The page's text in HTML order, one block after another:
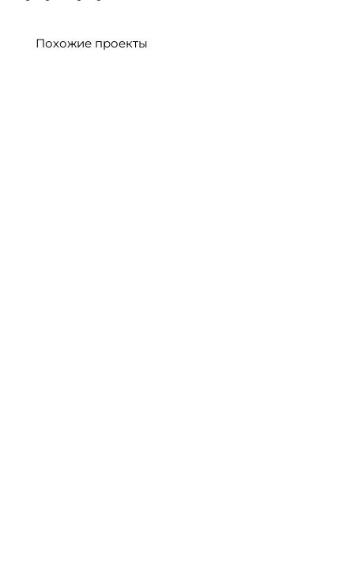
Похожие проекты